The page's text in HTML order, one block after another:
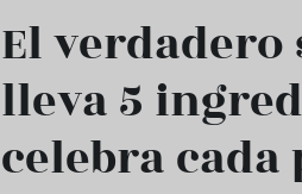
El
lleva 5
celebra